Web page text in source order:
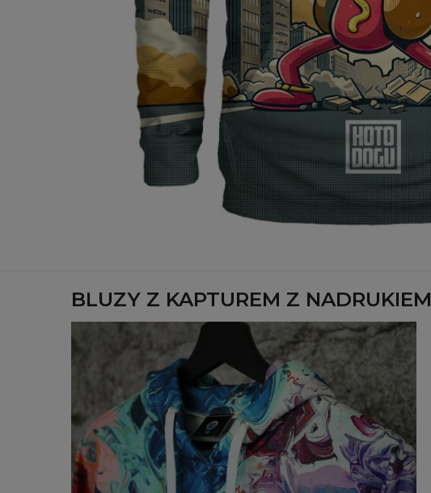
BLUZY Z KAPTUREM Z NADRUKIEM